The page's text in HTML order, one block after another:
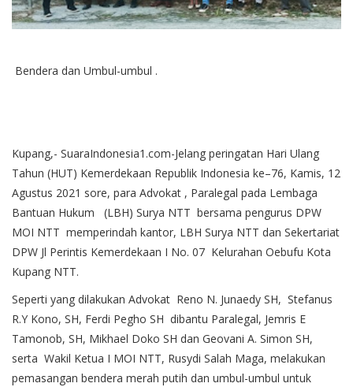
Bendera dan Umbul-umbul .
Kupang,- SuaraIndonesia1.com-Jelang peringatan Hari Ulang
Tahun (HUT) Kemerdekaan Republik Indonesia ke–76, Kamis, 12
Agustus 2021 sore, para Advokat , Paralegal pada Lembaga
Bantuan Hukum (LBH) Surya NTT bersama pengurus DPW
MOI NTT memperindah kantor, LBH Surya NTT dan Sekertariat
DPW Jl Perintis Kemerdekaan I No. 07 Kelurahan Oebufu Kota
Kupang NTT.
Seperti yang dilakukan Advokat Reno N. Junaedy SH, Stefanus
R.Y Kono, SH, Ferdi Pegho SH dibantu Paralegal, Jemris E
Tamonob, SH, Mikhael Doko SH dan Geovani A. Simon SH,
serta Wakil Ketua I MOI NTT, Rusydi Salah Maga, melakukan
pemasangan bendera merah putih dan umbul-umbul untuk